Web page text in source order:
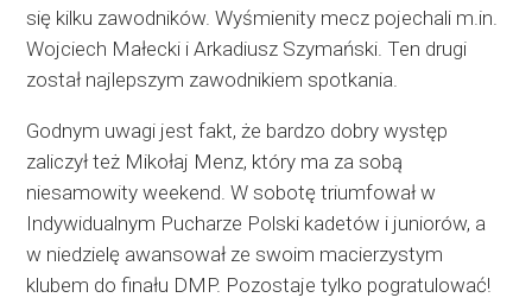
się kilku zawodników. Wyśmienity mecz pojechali m.in.
Wojciech Małecki i Arkadiusz Szymański. Ten drugi
został najlepszym zawodnikiem spotkania.
Godnym uwagi jest fakt, że bardzo dobry występ
zaliczył też Mikołaj Menz, który ma za sobą
niesamowity weekend. W sobotę triumfował w
Indywidualnym Pucharze Polski kadetów i juniorów, a
w niedzielę awansował ze swoim macierzystym
klubem do finału DMP. Pozostaje tylko pogratulować!